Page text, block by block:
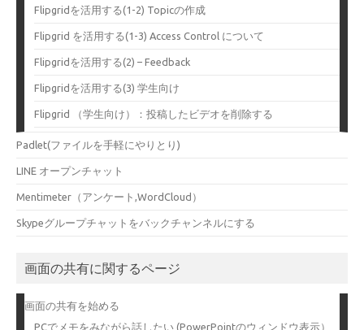
Flipgridを活用する(1-2) Topicの作成
Flipgrid を活用する(1-3) Access Control について
Flipgridを活用する(2) – Feedback
Flipgridを活用する(3) 学生向け
Flipgrid （学生向け）：投稿したビデオを削除する
Padlet(ファイルを手軽にやりとり)
LINE オープンチャット
Mentimeter（アンケート,WordCloud）
Skypeグループチャットをバックチャンネルにする
画面の共有に関するページ
画面の共有を始める
PCでメモをみながら話したい (PowerPointのウィンドウ表示）